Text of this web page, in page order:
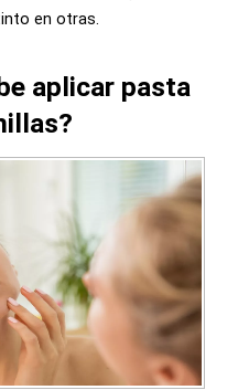
en otras.
aplicar pasta